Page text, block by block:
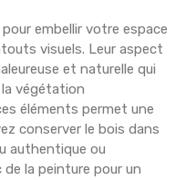
embellir votre espace
visuels. Leur aspect
et naturelle qui
végétation
éléments permet une
conserver le bois dans
authentique ou
la peinture pour un